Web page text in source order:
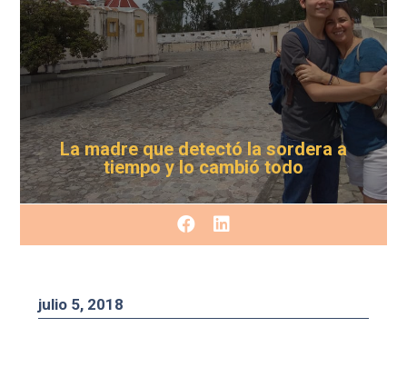
La madre que detectó la sordera a
tiempo y lo cambió todo
julio 5, 2018